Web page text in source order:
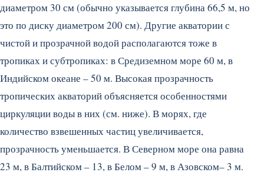
диаметром 30 см (обычно указывается глубина 66,5 м, но
это по диску диаметром 200 см). Другие акватории с
чистой и прозрачной водой располагаются тоже в
тропиках и субтропиках: в Средиземном море 60 м, в
Индийском океане – 50 м. Высокая прозрачность
тропических акваторий объясняется особенностями
циркуляции воды в них (см. ниже). В морях, где
количество взвешенных частиц увеличивается,
прозрачность уменьшается. В Северном море она равна
23 м, в Балтийском – 13, в Белом – 9 м, в Азовском– 3 м.